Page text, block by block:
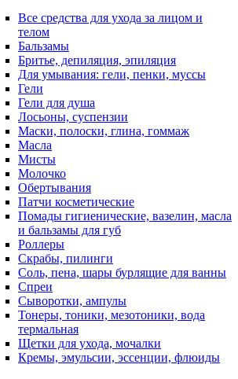
Все средства для ухода за лицом и
телом
Бальзамы
Бритье, депиляция, эпиляция
Для умывания: гели, пенки, муссы
Гели
Гели для душа
Лосьоны, суспензии
Маски, полоски, глина, гоммаж
Масла
Мисты
Молочко
Обертывания
Патчи косметические
Помады гигиенические, вазелин, масла
и бальзамы для губ
Роллеры
Скрабы, пилинги
Соль, пена, шары бурлящие для ванны
Спреи
Сыворотки, ампулы
Тонеры, тоники, мезотоники, вода
термальная
Щетки для ухода, мочалки
Кремы, эмульсии, эссенции, флюиды